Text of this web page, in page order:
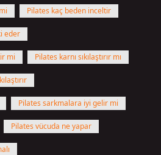
Pilates kaç beden inceltir
eder
mi Pilates karnı sıkılaştırır mı
Pilates sarkmalara iyi gelir mi
Pilates vücuda ne yapar